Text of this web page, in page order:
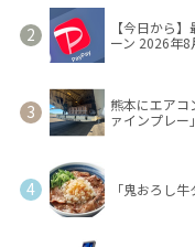
【今日から
ーン 2026年8
熊本にエアコ
ァインプレー」
「鬼おろし